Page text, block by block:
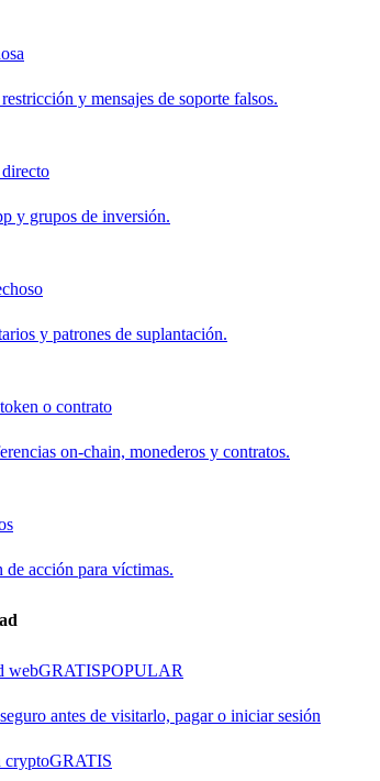
y mensajes de soporte falsos.
y grupos de inversión.
y patrones de suplantación.
o contrato
on-chain, monederos y contratos.
de acción para víctimas.
webGRATISPOPULAR
antes de visitarlo, pagar o iniciar sesión
cryptoGRATIS